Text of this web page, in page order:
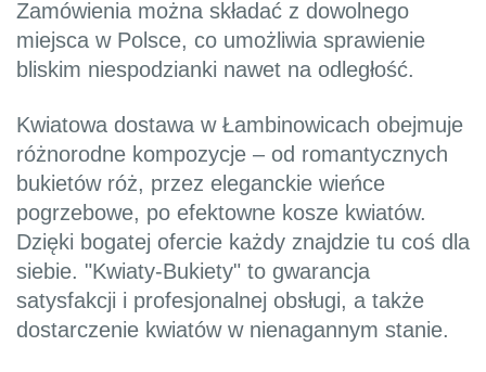
Zamówienia można składać z dowolnego
miejsca w Polsce, co umożliwia sprawienie
bliskim niespodzianki nawet na odległość.
Kwiatowa dostawa w Łambinowicach obejmuje
różnorodne kompozycje – od romantycznych
bukietów róż, przez eleganckie wieńce
pogrzebowe, po efektowne kosze kwiatów.
Dzięki bogatej ofercie każdy znajdzie tu coś dla
siebie. "Kwiaty-Bukiety" to gwarancja
satysfakcji i profesjonalnej obsługi, a także
dostarczenie kwiatów w nienagannym stanie.